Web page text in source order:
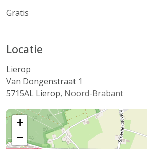
Gratis
Locatie
Lierop
Van Dongenstraat 1
5715AL Lierop, Noord-Brabant
+
−